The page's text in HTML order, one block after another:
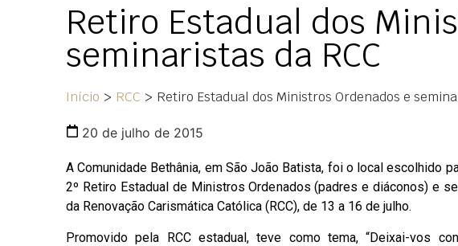
Retiro Estadual dos
seminaristas da RCC
Início > RCC > Retiro Estadual dos Ministros Ordenados e
20 de julho de 2015
A Comunidade Bethânia, em São João Batista, foi o local escolhido
2º Retiro Estadual de Ministros Ordenados (padres e diáconos) e
da Renovação Carismática Católica (RCC), de 13 a 16 de julho.
Promovido pela RCC estadual, teve como tema, “Deixai-vos